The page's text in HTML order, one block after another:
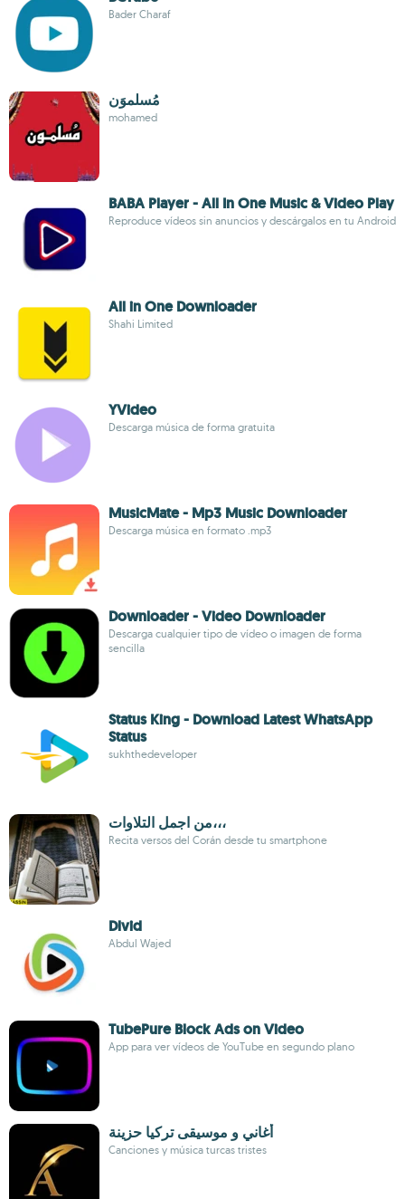
Bader Charaf
مُسلموَن
mohamed
BABA Player - All In One Music & Video Play
Reproduce vídeos sin anuncios y descárgalos en tu Android
All in One Downloader
Shahi Limited
YVideo
Descarga música de forma gratuita
MusicMate - Mp3 Music Downloader
Descarga música en formato .mp3
Downloader - Video Downloader
Descarga cualquier tipo de vídeo o imagen de forma
sencilla
Status King - Download Latest WhatsApp
Status
sukhthedeveloper
من اجمل التلاوات،،،
Recita versos del Corán desde tu smartphone
Dlvid
Abdul Wajed
TubePure Block Ads on Video
App para ver vídeos de YouTube en segundo plano
أغاني و موسيقى تركيا حزينة
Canciones y música turcas tristes